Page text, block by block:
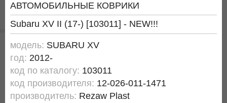
АВТОМОБИЛЬНЫЕ КОВРИКИ
Subaru XV II (17-) [103011] - NEW!!!
модель: SUBARU XV
год: 2012-
код по каталогу: 103011
код производителя: 12-026-011-1471
производитель: Rezaw Plast